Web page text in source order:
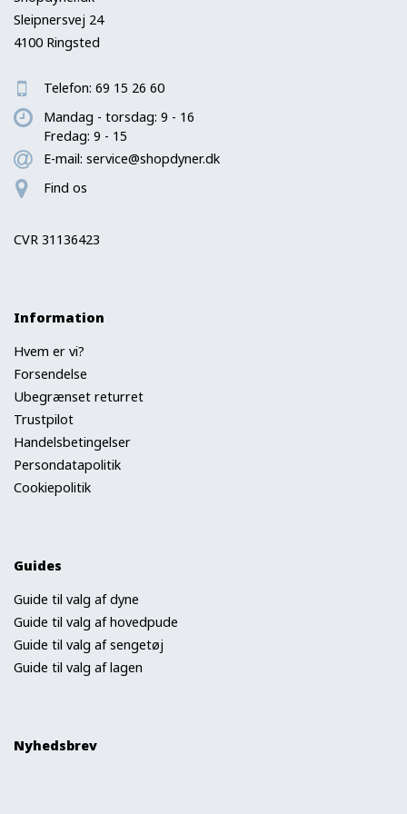
Sleipnersvej 24
4100 Ringsted
Telefon: 69 15 26 60
Mandag - torsdag: 9 - 16
Fredag: 9 - 15
E-mail: service@shopdyner.dk
Find os
CVR 31136423
Information
Hvem er vi?
Forsendelse
Ubegrænset returret
Trustpilot
Handelsbetingelser
Persondatapolitik
Cookiepolitik
Guides
Guide til valg af dyne
Guide til valg af hovedpude
Guide til valg af sengetøj
Guide til valg af lagen
Nyhedsbrev